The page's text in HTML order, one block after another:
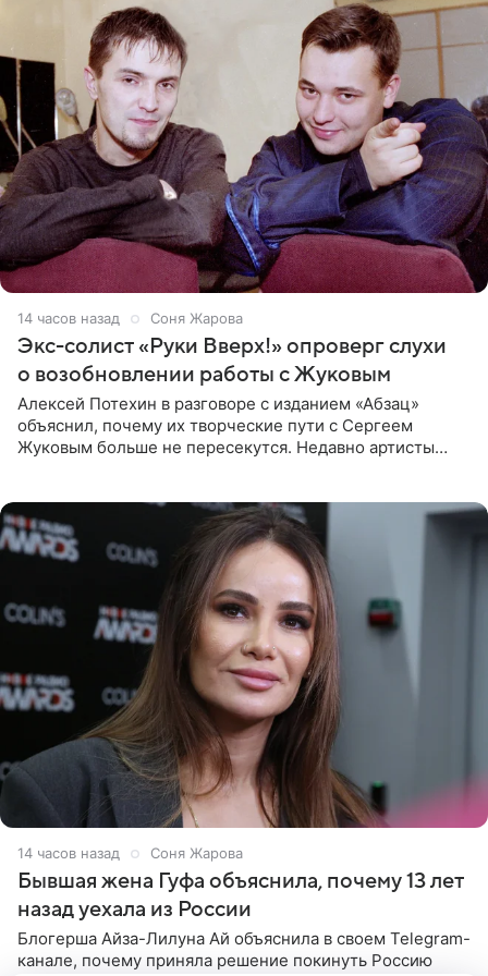
14 часов назад Соня Жарова
Экс-солист «Руки Вверх!» опроверг слухи
о возобновлении работы с Жуковым
Алексей Потехин в разговоре с изданием «Абзац»
объяснил, почему их творческие пути с Сергеем
Жуковым больше не пересекутся. Недавно артисты
14 часов назад Соня Жарова
Бывшая жена Гуфа объяснила, почему 13 лет
назад уехала из России
Блогерша Айза-Лилуна Ай объяснила в своем Telegram-
канале, почему приняла решение покинуть Россию